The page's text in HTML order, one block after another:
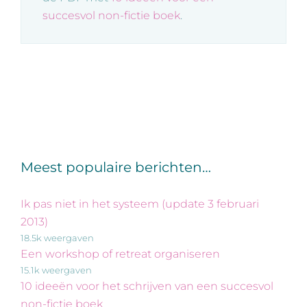
succesvol non-fictie boek.
Meest populaire berichten…
Ik pas niet in het systeem (update 3 februari
2013)
18.5k weergaven
Een workshop of retreat organiseren
15.1k weergaven
10 ideeën voor het schrijven van een succesvol
non-fictie boek